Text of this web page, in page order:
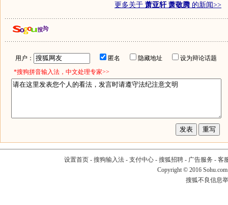
更多关于 萧亚轩 萧敬腾 的新闻>>
用户： 匿名 隐藏地址
设为辩论话题
*搜狗拼音输入法，中文处理专家>>
设置首页- 搜狗输入法- 支付中心- 搜狐招聘- 广告服务 - 客
Copyright © 2016
搜狐不良信息